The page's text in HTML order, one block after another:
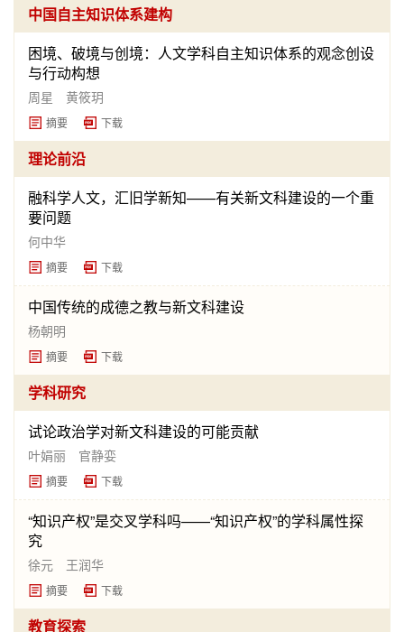
中国自主知识体系建构
困境、破境与创境：人文学科自主知识体系的观念创设
与行动构想
周星 黄筱玥
摘要 下载
理论前沿
融科学人文，汇旧学新知——有关新文科建设的一个重
要问题
何中华
摘要 下载
中国传统的成德之教与新文科建设
杨朝明
摘要 下载
学科研究
试论政治学对新文科建设的可能贡献
叶娟丽 官静娈
摘要 下载
“知识产权”是交叉学科吗——“知识产权”的学科属性探
究
徐元 王润华
摘要 下载
教育探索